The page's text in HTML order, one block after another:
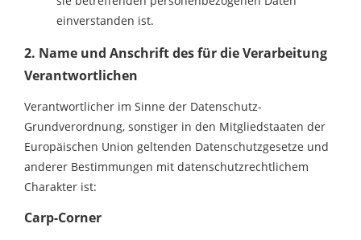
einverstanden ist.
2. Name und Anschrift des für die Verarbeitung
Verantwortlichen
Verantwortlicher im Sinne der Datenschutz-
Grundverordnung, sonstiger in den Mitgliedstaaten der
Europäischen Union geltenden Datenschutzgesetze und
anderer Bestimmungen mit datenschutzrechtlichem
Charakter ist:
Carp-Corner